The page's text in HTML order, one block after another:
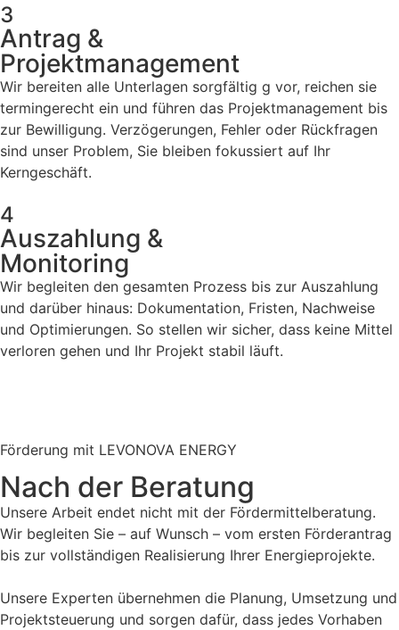
3
Antrag &
Projektmanagement
Wir bereiten alle Unterlagen sorgfältig g vor, reichen sie
termingerecht ein und führen das Projektmanagement bis
zur Bewilligung. Verzögerungen, Fehler oder Rückfragen
sind unser Problem, Sie bleiben fokussiert auf Ihr
Kerngeschäft.
4
Auszahlung &
Monitoring
Wir begleiten den gesamten Prozess bis zur Auszahlung
und darüber hinaus: Dokumentation, Fristen, Nachweise
und Optimierungen. So stellen wir sicher, dass keine Mittel
verloren gehen und Ihr Projekt stabil läuft.
Förderung mit LEVONOVA ENERGY
Nach der Beratung
Unsere Arbeit endet nicht mit der Fördermittelberatung.
Wir begleiten Sie – auf Wunsch – vom ersten Förderantrag
bis zur vollständigen Realisierung Ihrer Energieprojekte.
Unsere Experten übernehmen die Planung, Umsetzung und
Projektsteuerung und sorgen dafür, dass jedes Vorhaben